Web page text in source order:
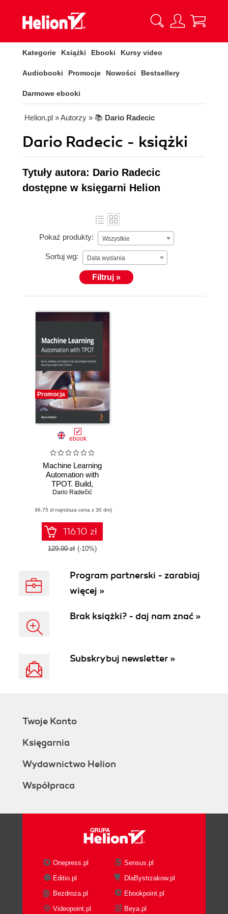
Kategorie Książki Ebooki Kursy video
Audiobooki Promocje Nowości Bestsellery
Darmowe ebooki
Helion.pl » Autorzy » 📚 Dario Radecic
Dario Radecic - książki
Tytuły autora: Dario Radecic
dostępne w księgarni Helion
Pokaż produkty: Wszystkie
Sortuj wg: Data wydania
Filtruj »
Promocja
ebook
Machine Learning
Automation with
TPOT. Build,
validate, and
automated
machine learning
models with
Python
Dario Radečić
(96,75 zł najniższa cena z 30 dni)
116.10 zł
129.00 zł (-10%)
Program partnerski - zarabiaj
więcej »
Brak książki? - daj nam znać »
Subskrybuj newsletter »
Twoje Konto
Księgarnia
Wydawnictwo Helion
Współpraca
Onepress.pl
Sensus.pl
Editio.pl
DlaBystrzakow.pl
Bezdroza.pl
Ebookpoint.pl
Videopoint.pl
Beya.pl